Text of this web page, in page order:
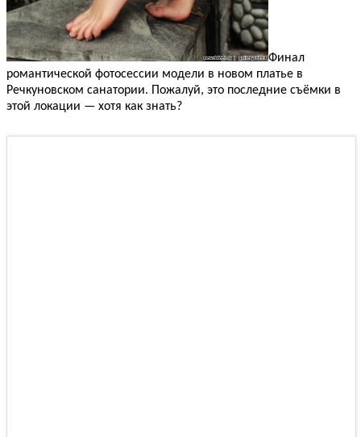
Финал
романтической фотосессии модели в новом платье в
Речкуновском санатории. Пожалуй, это последние съёмки в
этой локации — хотя как знать?